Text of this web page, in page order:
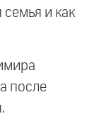
семья и как
после